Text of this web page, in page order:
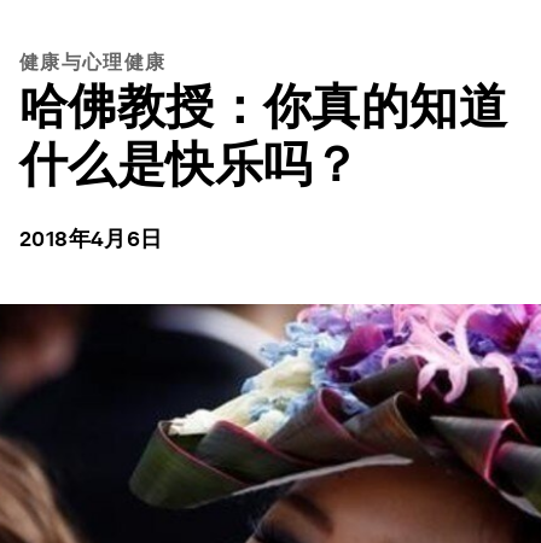
健康与心理健康
哈佛教授：你真的知道
什么是快乐吗？
2018年4月6日